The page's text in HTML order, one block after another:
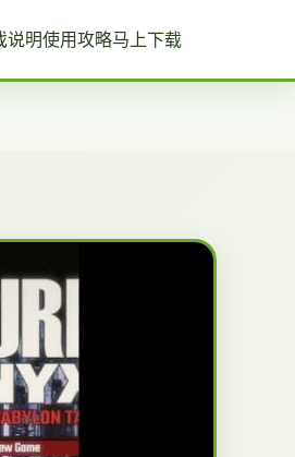
说明使用攻略马上下载